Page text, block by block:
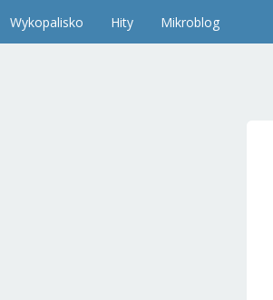
Wykopalisko Hity Mikroblog